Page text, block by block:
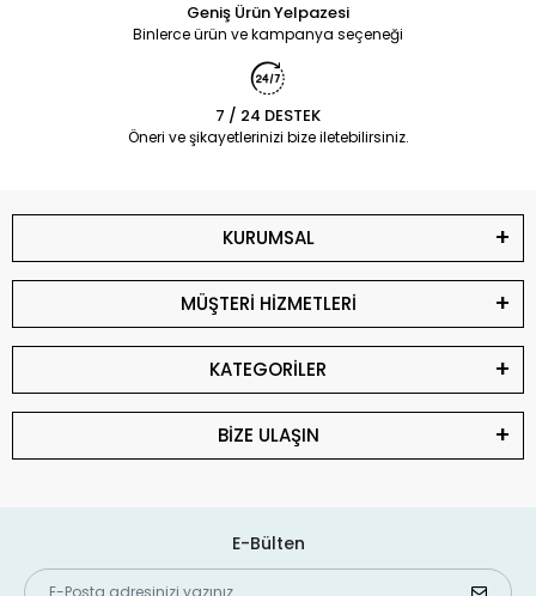
Geniş Ürün Yelpazesi
Binlerce ürün ve kampanya seçeneği
7 / 24 DESTEK
Öneri ve şikayetlerinizi bize iletebilirsiniz.
KURUMSAL
MÜŞTERİ HİZMETLERİ
KATEGORİLER
BİZE ULAŞIN
E-Bülten